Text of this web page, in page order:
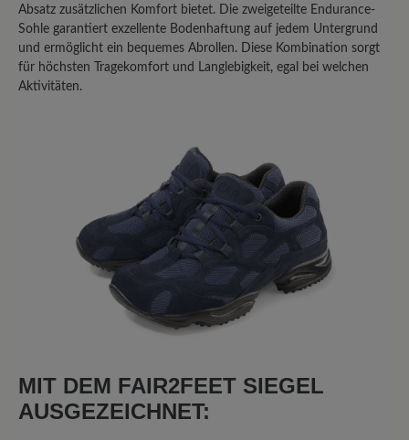
werden sollte, Vorsicht geboten! Da
gibt's kein Halten! ich hatte mir sogar
von einem "Mister-Minute-Shop" in
einem Kaufhaus eine "echte"
sind die Schuhe von Bär wirklich gut
verarbeitet, für mich immer passend
und in jedem Fall ihr Geld wert.
11. September 2025 11:06
Bewertung mit 1 von 5 Sternen
Klobiger Schuh in schöner Farbe
Ich habe diesen Schuh gewählt, da ich
Problemfüsse habe und einen
Absatz zusätzlichen Komfort bietet. Die zweigeteilte Endurance-
Sohle garantiert exzellente Bodenhaftung auf jedem Untergrund
und ermöglicht ein bequemes Abrollen. Diese Kombination sorgt
für höchsten Tragekomfort und Langlebigkeit, egal bei welchen
Aktivitäten.
MIT DEM FAIR2FEET SIEGEL
AUSGEZEICHNET: